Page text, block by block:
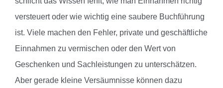
versteuert oder wie wichtig eine saubere Buchführung
ist. Viele machen den Fehler, private und geschäftliche
Einnahmen zu vermischen oder den Wert von
Geschenken und Sachleistungen zu unterschätzen.
Aber gerade kleine Versäumnisse können dazu